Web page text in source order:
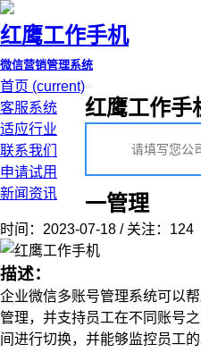
红鹰工作手机
微信营销管理系统
首页 (current)
客服系统
适应行业
联系我们
申请试用
新闻资讯
红鹰工作手
一管理
时间：2023-07-18 / 关注：124
描述：
企业微信多账号管理系统可以
管理，并支持员工在不同账号
间进行切换，并能够监控员工